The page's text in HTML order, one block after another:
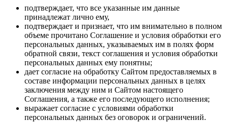
подтверждает, что все указанные им данные
принадлежат лично ему,
подтверждает и признает, что им внимательно в полном
объеме прочитано Соглашение и условия обработки его
персональных данных, указываемых им в полях форм
обратной связи, текст соглашения и условия обработки
персональных данных ему понятны;
дает согласие на обработку Сайтом предоставляемых в
составе информации персональных данных в целях
заключения между ним и Сайтом настоящего
Соглашения, а также его последующего исполнения;
выражает согласие с условиями обработки
персональных данных без оговорок и ограничений.